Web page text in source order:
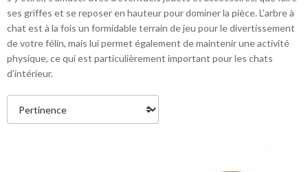
ses griffes et se reposer en hauteur pour dominer la pièce. L’arbre à
chat est à la fois un formidable terrain de jeu pour le divertissement
de votre félin, mais lui permet également de maintenir une activité
physique, ce qui est particulièrement important pour les chats
d’intérieur.